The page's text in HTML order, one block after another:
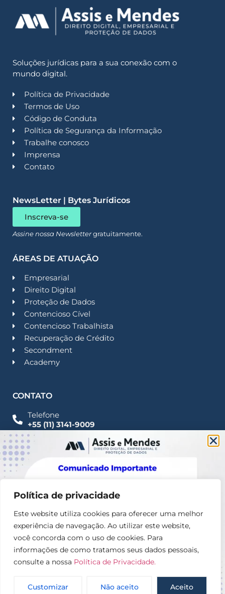
Política de privacidade
Este website utiliza cookies para oferecer uma melhor
experiência de navegação. Ao utilizar este website,
você concorda com o uso de cookies. Para
informações de como tratamos seus dados pessoais,
consulte a nossa Política de Privacidade.
Customizar Não aceito Aceito
Soluções jurídicas para a sua conexão com o
mundo digital.
Política de Privacidade
Termos de Uso
Código de Conduta
Política de Segurança da Informação
Trabalhe conosco
Imprensa
Contato
NewsLetter | Bytes Jurídicos
Inscreva-se
Assine nossa Newslettergratuitamente.
ÁREAS DE ATUAÇÃO
Empresarial
Direito Digital
Proteção de Dados
Contencioso Cível
Contencioso Trabalhista
Recuperação de Crédito
Secondment
Academy
CONTATO
Telefone
+55 (11) 3141-9009
Imprensa
Fale Conosco
contato@assisemendes.com.br
Alameda Santos, 1165 Paulista - CEP 01419-001 -
SP
Proteção de dados